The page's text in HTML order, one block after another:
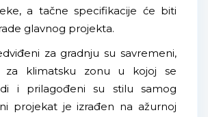
a tačne specifikacije će biti
glavnog projekta.
za gradnju su savremeni,
za klimatsku zonu u kojoj se
i prilagođeni su stilu samog
projekat je izrađen na ažurnoj